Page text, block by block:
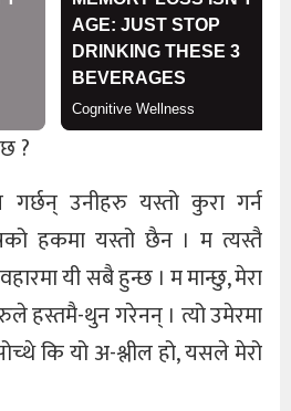
?
उनीहरु यस्तो कुरा गर्न
हकमा यस्तो छैन । म त्यस्तै
यी सबै हुन्छ । म मान्छु, मेरा
हस्तमै-थुन गरेनन् । त्यो उमेरमा
कि यो अ-श्लील हो, यसले मेरो